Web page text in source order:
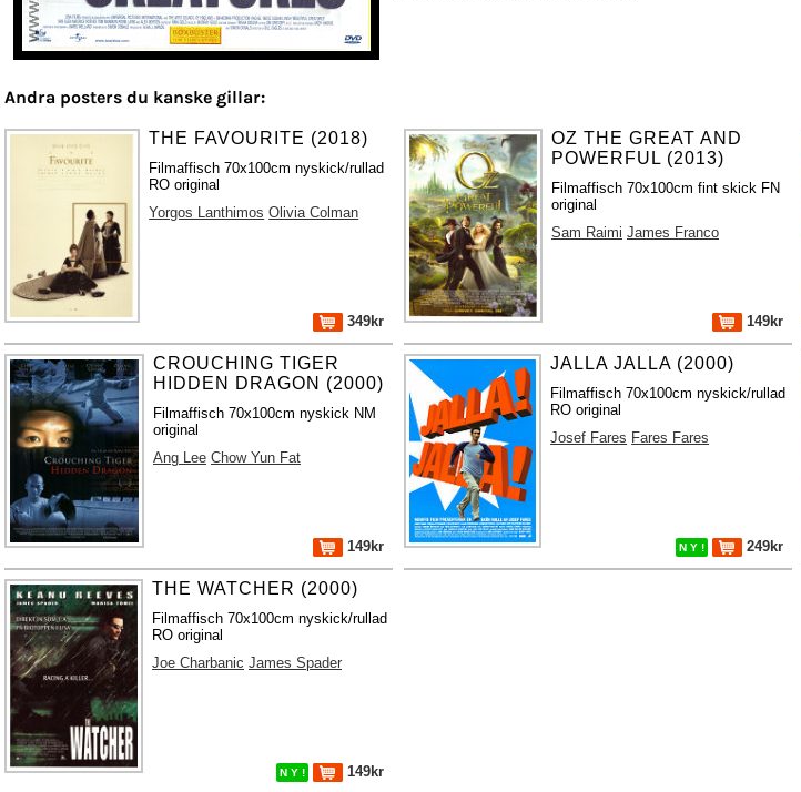
Andra posters du kanske gillar:
THE FAVOURITE (2018)
Filmaffisch 70x100cm nyskick/rullad
RO original
Yorgos Lanthimos Olivia Colman
349kr
OZ THE GREAT AND
POWERFUL (2013)
Filmaffisch 70x100cm fint skick FN
original
Sam Raimi James Franco
149kr
CROUCHING TIGER
HIDDEN DRAGON (2000)
Filmaffisch 70x100cm nyskick NM
original
Ang Lee Chow Yun Fat
149kr
JALLA JALLA (2000)
Filmaffisch 70x100cm nyskick/rullad
RO original
Josef Fares Fares Fares
N Y ! 249kr
THE WATCHER (2000)
Filmaffisch 70x100cm nyskick/rullad
RO original
Joe Charbanic James Spader
N Y ! 149kr